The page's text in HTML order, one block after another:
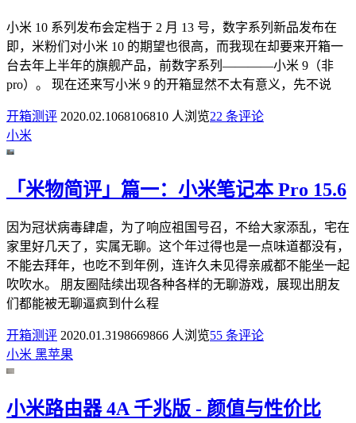
小米 10 系列发布会定档于 2 月 13 号，数字系列新品发布在
即，米粉们对小米 10 的期望也很高，而我现在却要来开箱一
台去年上半年的旗舰产品，前数字系列————小米 9（非
pro）。 现在还来写小米 9 的开箱显然不太有意义，先不说
开箱测评 2020.02.1068106810 人浏览22 条评论
小米
「米物简评」篇一：小米笔记本 Pro 15.6
因为冠状病毒肆虐，为了响应祖国号召，不给大家添乱，宅在
家里好几天了，实属无聊。这个年过得也是一点味道都没有，
不能去拜年，也吃不到年例，连许久未见得亲戚都不能坐一起
吹吹水。 朋友圈陆续出现各种各样的无聊游戏，展现出朋友
们都能被无聊逼疯到什么程
开箱测评 2020.01.3198669866 人浏览55 条评论
小米 黑苹果
小米路由器 4A 千兆版 - 颜值与性价比